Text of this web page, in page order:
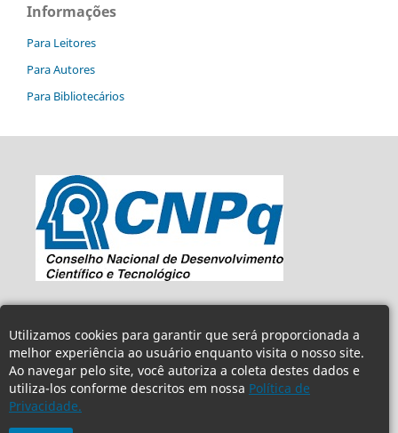
Utilizamos cookies para garantir que será proporcionada a
melhor experiência ao usuário enquanto visita o nosso site.
Ao navegar pelo site, você autoriza a coleta destes dados e
utiliza-los conforme descritos em nossa Política de
Privacidade.
Informações
Para Leitores
Para Autores
Para Bibliotecários